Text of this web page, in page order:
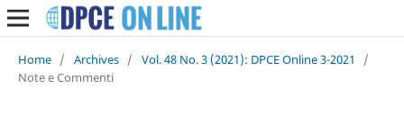
Home / Archives / Vol. 48 No. 3 (2021): DPCE Online 3-2021
/
Note e Commenti